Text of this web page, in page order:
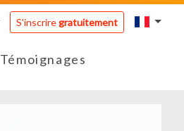
S'inscriregratuitement
Témoignages